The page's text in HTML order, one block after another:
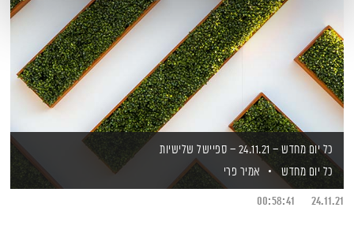
כל יום מחדש – 24.11.21 – ספיישל שלישיות
כל יום מחדש
אמיר פרי
24.11.21
00:58:41